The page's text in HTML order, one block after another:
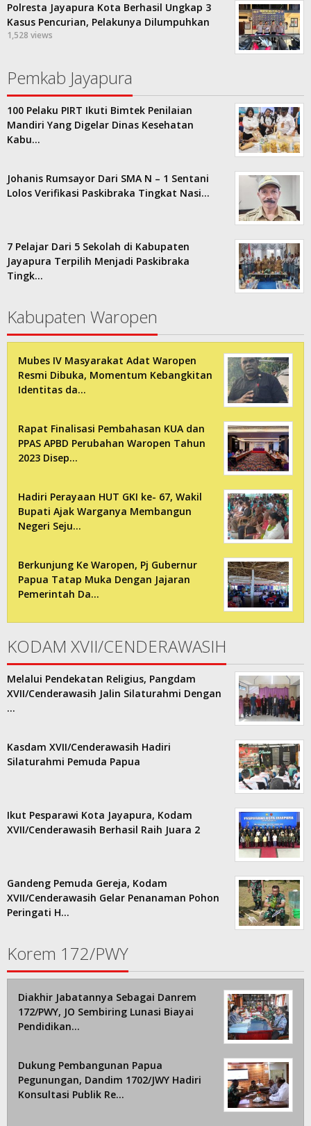
Polresta Jayapura Kota Berhasil Ungkap 3
Kasus Pencurian, Pelakunya Dilumpuhkan
1,528 views
Pemkab Jayapura
100 Pelaku PIRT Ikuti Bimtek Penilaian
Mandiri Yang Digelar Dinas Kesehatan
Kabu…
Johanis Rumsayor Dari SMA N – 1 Sentani
Lolos Verifikasi Paskibraka Tingkat Nasi…
7 Pelajar Dari 5 Sekolah di Kabupaten
Jayapura Terpilih Menjadi Paskibraka
Tingk…
Kabupaten Waropen
Mubes IV Masyarakat Adat Waropen
Resmi Dibuka, Momentum Kebangkitan
Identitas da…
Rapat Finalisasi Pembahasan KUA dan
PPAS APBD Perubahan Waropen Tahun
2023 Disep…
Hadiri Perayaan HUT GKI ke- 67, Wakil
Bupati Ajak Warganya Membangun
Negeri Seju…
Berkunjung Ke Waropen, Pj Gubernur
Papua Tatap Muka Dengan Jajaran
Pemerintah Da…
KODAM XVII/CENDERAWASIH
Melalui Pendekatan Religius, Pangdam
XVII/Cenderawasih Jalin Silaturahmi Dengan
…
Kasdam XVII/Cenderawasih Hadiri
Silaturahmi Pemuda Papua
Ikut Pesparawi Kota Jayapura, Kodam
XVII/Cenderawasih Berhasil Raih Juara 2
Gandeng Pemuda Gereja, Kodam
XVII/Cenderawasih Gelar Penanaman Pohon
Peringati H…
Korem 172/PWY
Diakhir Jabatannya Sebagai Danrem
172/PWY, JO Sembiring Lunasi Biayai
Pendidikan…
Dukung Pembangunan Papua
Pegunungan, Dandim 1702/JWY Hadiri
Konsultasi Publik Re…